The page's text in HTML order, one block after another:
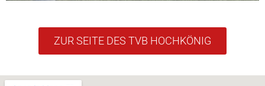
ZUR SEITE DES TVB HOCHKÖNIG